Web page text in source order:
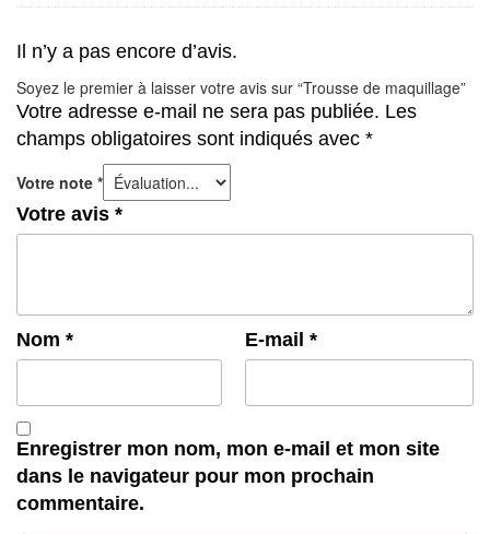
Il n’y a pas encore d’avis.
Soyez le premier à laisser votre avis sur “Trousse de maquillage”
Votre adresse e-mail ne sera pas publiée. Les
champs obligatoires sont indiqués avec *
Votre note *
Votre avis *
Nom * E-mail *
Enregistrer mon nom, mon e-mail et mon site
dans le navigateur pour mon prochain
commentaire.